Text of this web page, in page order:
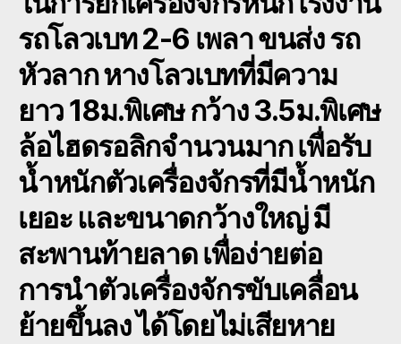
รถโลวเบท 2-6 เพลา ขนส่ง รถ
หัวลาก หางโลวเบทที่มีความ
ยาว 18ม.พิเศษ กว้าง 3.5ม.พิเศษ
ล้อไฮดรอลิกจำนวนมาก เพื่อรับ
น้ำหนักตัวเครื่องจักรที่มีน้ำหนัก
เยอะ และขนาดกว้างใหญ่ มี
สะพานท้ายลาด เพื่อง่ายต่อ
การนำตัวเครื่องจักรขับเคลื่อน
ย้ายขึ้นลง ได้โดยไม่เสียหาย